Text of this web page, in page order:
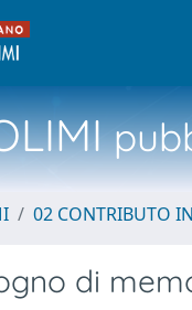
02 CONTRIBUTO
di